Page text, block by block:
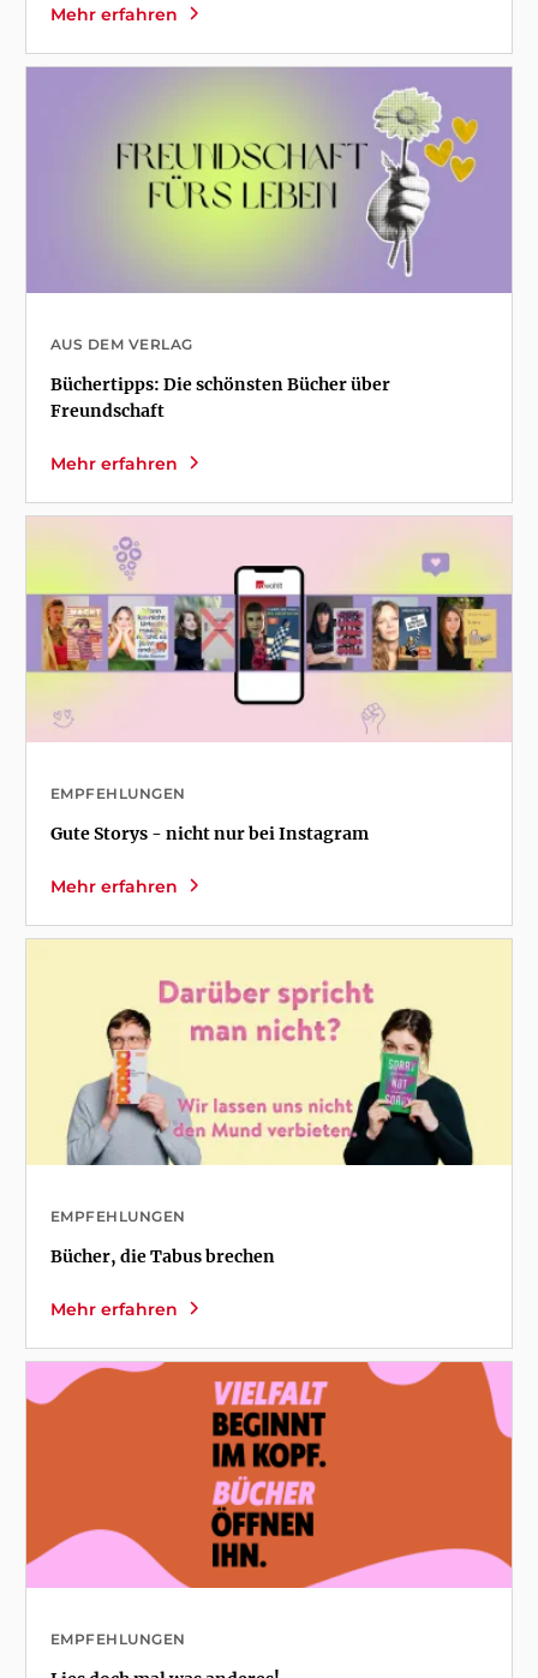
Mehr erfahren
AUS DEM VERLAG
Büchertipps: Die schönsten Bücher über
Freundschaft
Mehr erfahren
EMPFEHLUNGEN
Gute Storys - nicht nur bei Instagram
Mehr erfahren
EMPFEHLUNGEN
Bücher, die Tabus brechen
Mehr erfahren
EMPFEHLUNGEN